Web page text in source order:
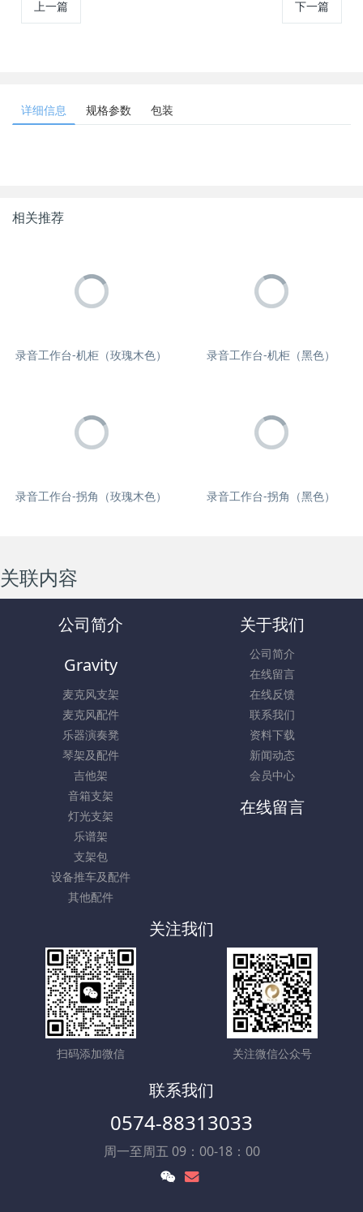
上一篇 下一篇
详细信息 规格参数 包装
相关推荐
录音工作台-机柜（玫瑰木色） 录音工作台-机柜（黑色）
录音工作台-拐角（玫瑰木色） 录音工作台-拐角（黑色）
关联内容
公司简介 关于我们
公司简介
在线留言
在线反馈
联系我们
资料下载
新闻动态
会员中心
Gravity
麦克风支架
麦克风配件
乐器演奏凳
琴架及配件
吉他架
音箱支架
灯光支架
乐谱架
支架包
设备推车及配件
其他配件
在线留言
关注我们
扫码添加微信 关注微信公众号
联系我们
0574-88313033
周一至周五 09：00-18：00